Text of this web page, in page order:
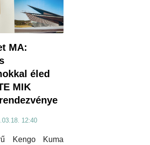
MA:
éled
MIK
12:40
Kengo Kuma